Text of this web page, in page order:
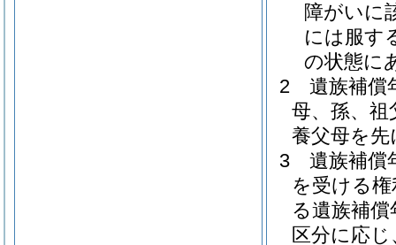
障がいに
には服す
の状態に
2
遺族補償
母、孫、
養父母を
3
遺族補償
を受ける
る遺族補
区分に応